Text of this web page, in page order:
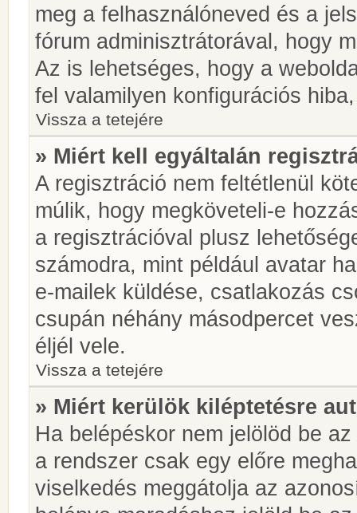
meg a felhasználóneved és a
fórum adminisztrátorával, hogy
Az is lehetséges, hogy a
fel valamilyen konfigurációs
Vissza a tetejére
» Miért kell egyáltalán
A regisztráció nem feltétlenül
múlik, hogy megköveteli-e
a regisztrációval plusz
számodra, mint például avatar
e-mailek küldése, csatlakozás
csupán néhány másodpercet
éljél vele.
Vissza a tetejére
» Miért kerülök kiléptetésre
Ha belépéskor nem jelölöd be az
a rendszer csak egy előre
viselkedés meggátolja az